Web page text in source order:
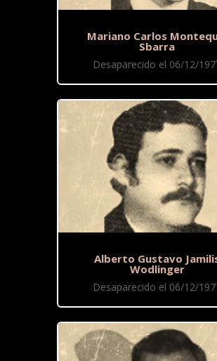
Mariano Carlos
Sbarra
Desaparecido el 06/12/
Alberto Gustavo
Wodlinger
Desaparecido el 06/12/